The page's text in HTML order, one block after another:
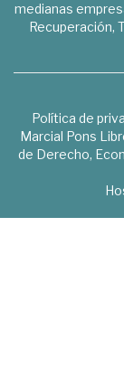
medianas
Recuperación,
Política de
Marcial Pons
de Derecho,